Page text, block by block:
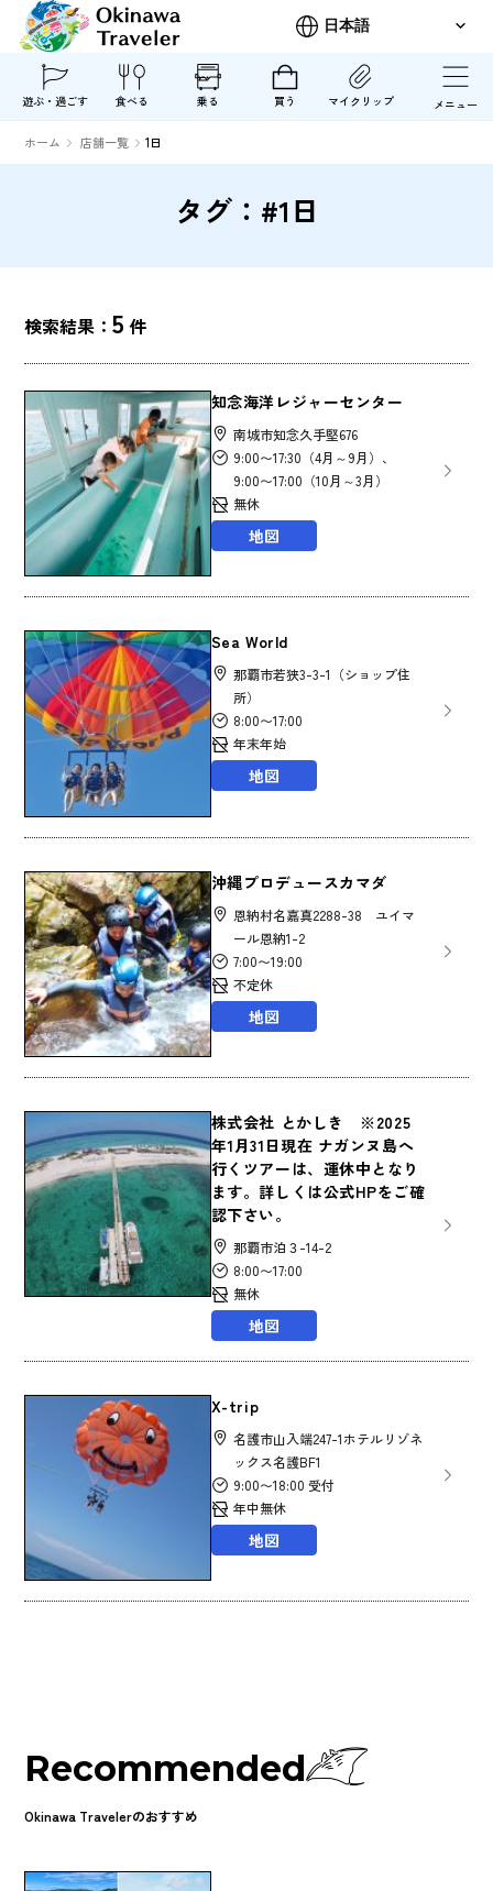
遊ぶ・過ごす 食べる 乗る 買う マイクリップ メニュー
ホーム 店舗一覧 1日
タグ：#1日
検索結果：5 件
知念海洋レジャーセンター
南城市知念久手堅676
9:00〜17:30（4月～9月）、
9:00〜17:00（10月～3月）
無休
地図
Sea World
那覇市若狭3-3-1（ショップ住
所）
8:00〜17:00
年末年始
地図
沖縄プロデュースカマダ
恩納村名嘉真2288-38 ユイマ
ール恩納1-2
7:00〜19:00
不定休
地図
株式会社 とかしき ※2025
年1月31日現在 ナガンヌ島へ
行くツアーは、運休中となり
ます。詳しくは公式HPをご確
認下さい。
那覇市泊３-14-2
8:00〜17:00
無休
地図
X-trip
名護市山入端247-1ホテルリゾネ
ックス名護BF1
9:00〜18:00 受付
年中無休
地図
Recommended
Okinawa Travelerのおすすめ